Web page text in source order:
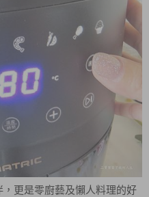
更是零廚藝及懶人料理的好